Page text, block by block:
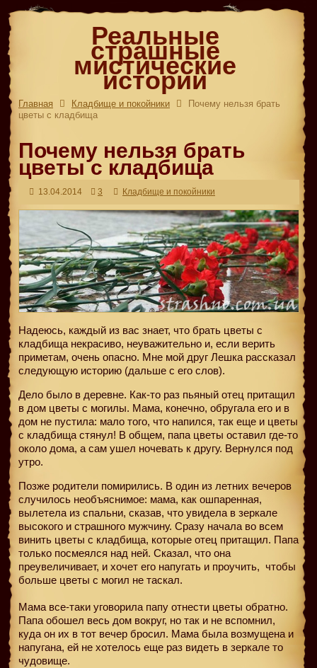
Реальные
страшные
мистические
истории
Главная Кладбище и покойники
Почему нельзя брать
цветы с кладбища
Почему нельзя брать
цветы с кладбища
13.04.2014 3 Кладбище и покойники
Надеюсь, каждый из вас знает, что брать цветы с
кладбища некрасиво, неуважительно и, если верить
приметам, очень опасно. Мне мой друг Лешка рассказал
следующую историю (дальше с его слов).
Дело было в деревне. Как-то раз пьяный отец притащил
в дом цветы с могилы. Мама, конечно, обругала его и в
дом не пустила: мало того, что напился, так еще и цветы
с кладбища стянул! В общем, папа цветы оставил где-то
около дома, а сам ушел ночевать к другу. Вернулся под
утро.
Позже родители помирились. В один из летних вечеров
случилось необъяснимое: мама, как ошпаренная,
вылетела из спальни, сказав, что увидела в зеркале
высокого и страшного мужчину. Сразу начала во всем
винить цветы с кладбища, которые отец притащил. Папа
только посмеялся над ней. Сказал, что она
преувеличивает, и хочет его напугать и проучить, чтобы
больше цветы с могил не таскал.
Мама все-таки уговорила папу отнести цветы обратно.
Папа обошел весь дом вокруг, но так и не вспомнил,
куда он их в тот вечер бросил. Мама была возмущена и
напугана, ей не хотелось еще раз видеть в зеркале то
чудовище.